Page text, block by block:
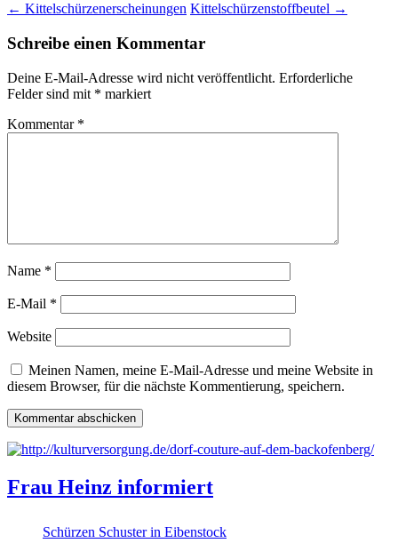
← Kittelschürzenerscheinungen Kittelschürzenstoffbeutel →
Schreibe einen Kommentar
Deine E-Mail-Adresse wird nicht veröffentlicht. Erforderliche
Felder sind mit * markiert
Kommentar *
Name *
E-Mail *
Website
Meinen Namen, meine E-Mail-Adresse und meine Website in
diesem Browser, für die nächste Kommentierung, speichern.
Frau Heinz informiert
Schürzen Schuster in Eibenstock